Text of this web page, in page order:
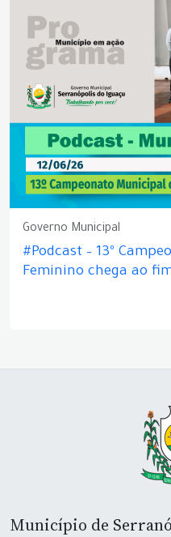
Governo Municipal
#Podcast – 13º
Feminino chega ao
Município de